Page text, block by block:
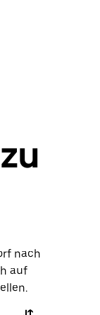
nach
auf